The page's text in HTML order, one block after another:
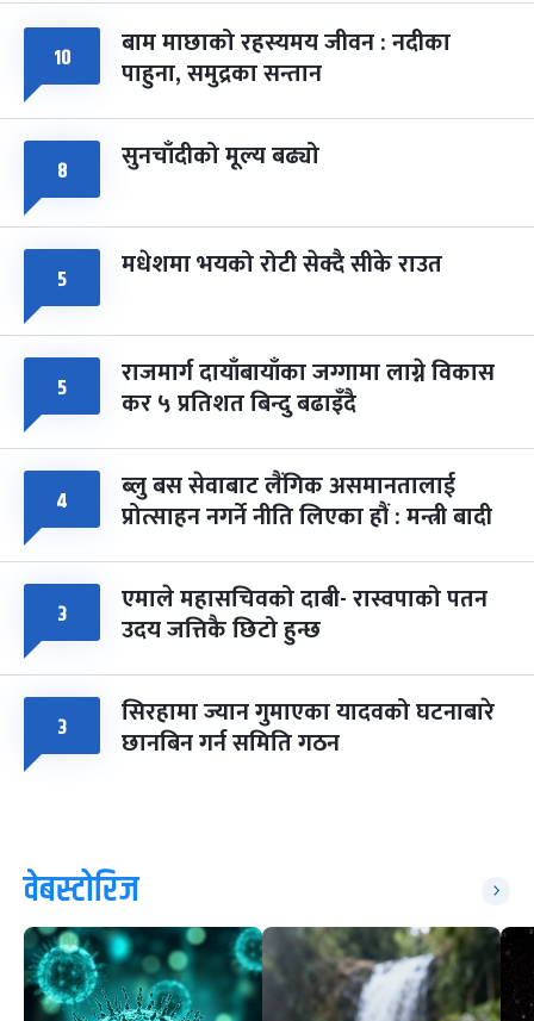
८ फागुपूर्णिमा
चैत्र ८, २०८३-Mar 22, 2027
७ महिना बाँकी
१० बाम माछाको रहस्यमय जीवन : नदीका
पाहुना, समुद्रका सन्तान
८ सुनचाँदीको मूल्य बढ्यो
५ मधेशमा भयको रोटी सेक्दै सीके राउत
५ राजमार्ग दायाँबायाँका जग्गामा लाग्ने विकास
कर ५ प्रतिशत बिन्दु बढाइँदै
४ ब्लु बस सेवाबाट लैंगिक असमानतालाई
प्रोत्साहन नगर्ने नीति लिएका हौं : मन्त्री बादी
३ एमाले महासचिवको दाबी- रास्वपाको पतन
उदय जत्तिकै छिटो हुन्छ
३ सिरहामा ज्यान गुमाएका यादवको घटनाबारे
छानबिन गर्न समिति गठन
वेबस्टोरिज